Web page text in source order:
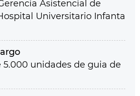
Asistencial de
Universitario Infanta
unidades de guia de